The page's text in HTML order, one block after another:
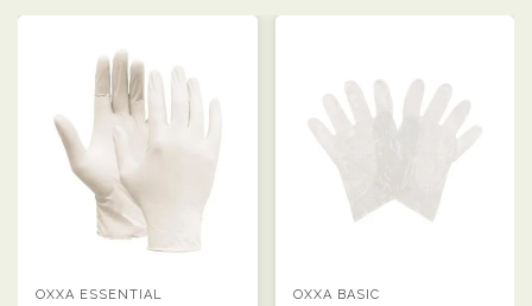
OXXA ESSENTIAL OXXA BASIC